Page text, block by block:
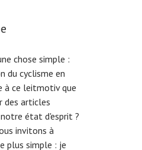
chose simple :
du cyclisme en
à ce leitmotiv que
des articles
état d'esprit ?
invitons à
plus simple : je